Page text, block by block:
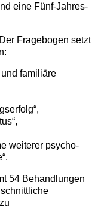
eine Fünf-Jahres-
Fragebogen setzt
familiäre
weiterer psycho-
54 Behandlungen